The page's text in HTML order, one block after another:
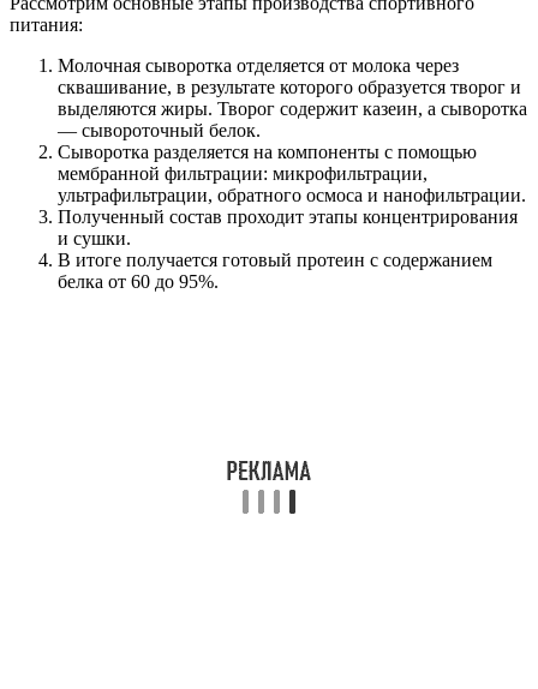
питания:
Молочная сыворотка отделяется от молока через
сквашивание, в результате которого образуется творог и
выделяются жиры. Творог содержит казеин, а сыворотка
— сывороточный белок.
Сыворотка разделяется на компоненты с помощью
мембранной фильтрации: микрофильтрации,
ультрафильтрации, обратного осмоса и нанофильтрации.
Полученный состав проходит этапы концентрирования
и сушки.
В итоге получается готовый протеин с содержанием
белка от 60 до 95%.